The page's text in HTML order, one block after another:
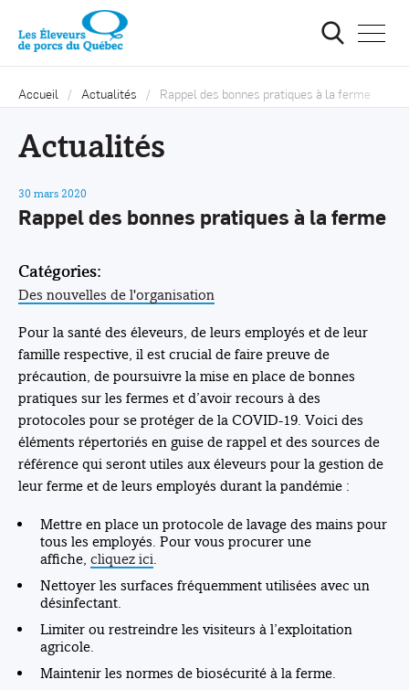
la
site
Accueil Actualités Rappel des bonnes pratiques à la ferme
Actualités
30 mars 2020
Rappel des bonnes pratiques à la ferme
Catégories:
Des nouvelles de l'organisation
Pour la santé des éleveurs, de leurs employés et de leur
famille respective, il est crucial de faire preuve de
précaution, de poursuivre la mise en place de bonnes
pratiques sur les fermes et d’avoir recours à des
protocoles pour se protéger de la COVID-19. Voici des
éléments répertoriés en guise de rappel et des sources de
référence qui seront utiles aux éleveurs pour la gestion de
leur ferme et de leurs employés durant la pandémie :
Mettre en place un protocole de lavage des mains pour
tous les employés. Pour vous procurer une
affiche, cliquez ici.
Nettoyer les surfaces fréquemment utilisées avec un
désinfectant.
Limiter ou restreindre les visiteurs à l’exploitation
agricole.
Maintenir les normes de biosécurité à la ferme.